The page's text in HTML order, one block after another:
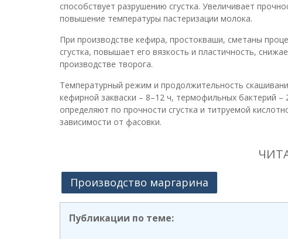
способствует разрушению сгустка. Увеличивает
повышение температуры пастеризации молока.
При производстве кефира, простокваши, сметаны
сгустка, повышает его вязкость и пластичность,
производстве творога.
Температурный режим и продолжительность
кефирной закваски – 8–12 ч, термофильных бактерий
определяют по прочности сгустка и титруемой
зависимости от фасовки.
Производство маргарина
Публикации по теме: